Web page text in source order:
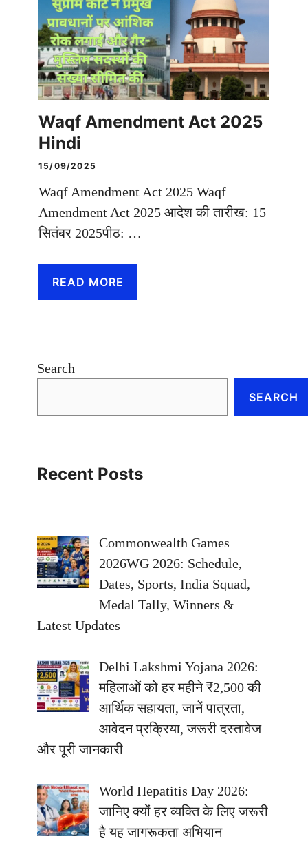
Waqf Amendment Act 2025
Hindi
15/09/2025
Waqf Amendment Act 2025 Waqf
Amendment Act 2025 आदेश की तारीख: 15
सितंबर 2025पीठ: …
READ MORE
Search
SEARCH
Recent Posts
Commonwealth Games
2026WG 2026: Schedule,
Dates, Sports, India Squad,
Medal Tally, Winners &
Latest Updates
Delhi Lakshmi Yojana 2026:
महिलाओं को हर महीने ₹2,500 की
आर्थिक सहायता, जानें पात्रता,
आवेदन प्रक्रिया, जरूरी दस्तावेज
और पूरी जानकारी
World Hepatitis Day 2026:
जानिए क्यों हर व्यक्ति के लिए जरूरी
है यह जागरूकता अभियान